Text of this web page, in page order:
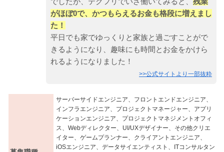
がほぼ0で、かつもらえるお金も格段に増えまし
た！
平日でも家でゆっくりと家族と過ごすことがで
きるようになり、趣味にも時間とお金をかけら
れるようになりました！
>>公式サイトより一部抜粋
サーバーサイドエンジニア、フロントエンドエンジニア、
インフラエンジニア、プロジェクトマネージャー、アプリ
ケーションエンジニア、プロジェクトマネジメントオフィ
ス、Webディレクター、UI/UXデザイナー、その他クリエ
イター、ゲームプランナー、クライアントエンジニア、
iOSエンジニア、データサイエンティスト、ITコンサルタン